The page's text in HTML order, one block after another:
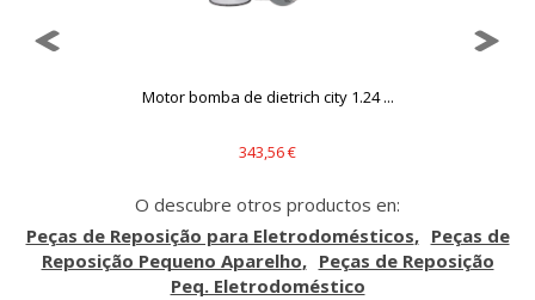
Motor bomba de dietrich city 1.24 ...
343,56 €
O descubre otros productos en:
Peças de Reposição para Eletrodomésticos
Peças de
Reposição Pequeno Aparelho
Peças de Reposição
Peq. Eletrodoméstico